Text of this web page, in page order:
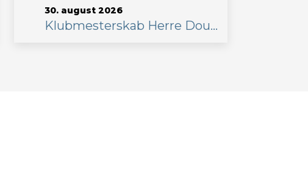
30. august 2026
Klubmesterskab Herre Double